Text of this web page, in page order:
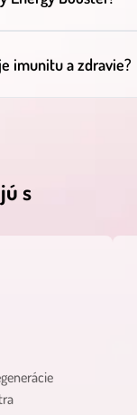
imunitu a zdravie?
s